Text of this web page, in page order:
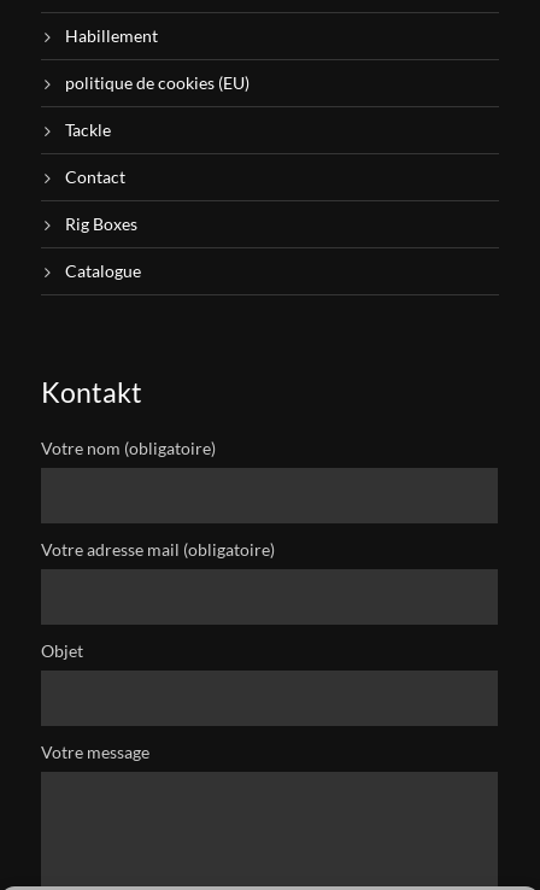
Habillement
politique de cookies (EU)
Tackle
Contact
Rig Boxes
Catalogue
Kontakt
Votre nom (obligatoire)
Votre adresse mail (obligatoire)
Objet
Votre message